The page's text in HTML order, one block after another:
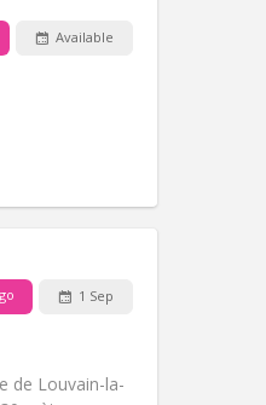
Available
1 Sep
de Louvain-la-